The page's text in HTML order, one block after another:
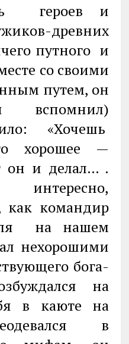
героев и
древних
путного и
со своими
путем, он
вспомнил)
«Хочешь
хорошее —
он и делал… .
как командир
на нашем
нехорошими
бога-
на
в каюте на
в